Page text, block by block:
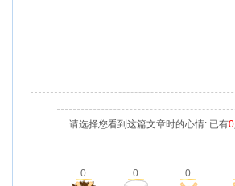
请选择您看到这篇文章时的心情: 已有0
0 0 0